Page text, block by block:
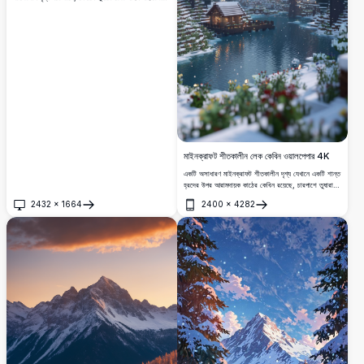
2432 × 1664
খুলুন
মাইনক্রাফট শীতকালীন লেক কেবিন ওয়ালপেপার 4K
একটি অসাধারণ মাইনক্রাফট শীতকালীন দৃশ্য যেখানে একটি শান্ত
হ্রদের উপর আরামদায়ক কাঠের কেবিন রয়েছে, চারপাশে তুষারাবৃত
2400 × 4282
খুলুন